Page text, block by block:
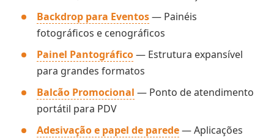
Backdrop para Eventos— Painéis
fotográficos e cenográficos
Painel Pantográfico— Estrutura expansível
para grandes formatos
Balcão Promocional — Ponto de atendimento
portátil para PDV
Adesivação e papel de parede— Aplicações